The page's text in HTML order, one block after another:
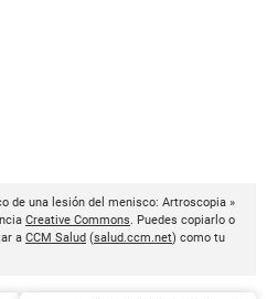
de una lesión del menisco: Artroscopia »
Creative Commons. Puedes copiarlo o
a CCM Salud (salud.ccm.net) como tu